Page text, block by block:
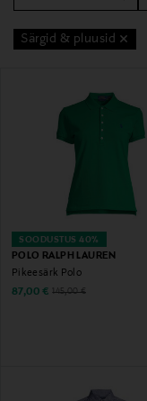
Särgid & pluusid
SOODUSTUS 40%
POLO RALPH LAUREN
Pikeesärk Polo
Discounted Price
87,00 € Original Price
145,00 €